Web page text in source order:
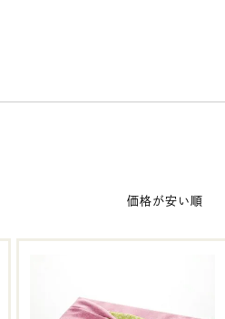
価格が安い順